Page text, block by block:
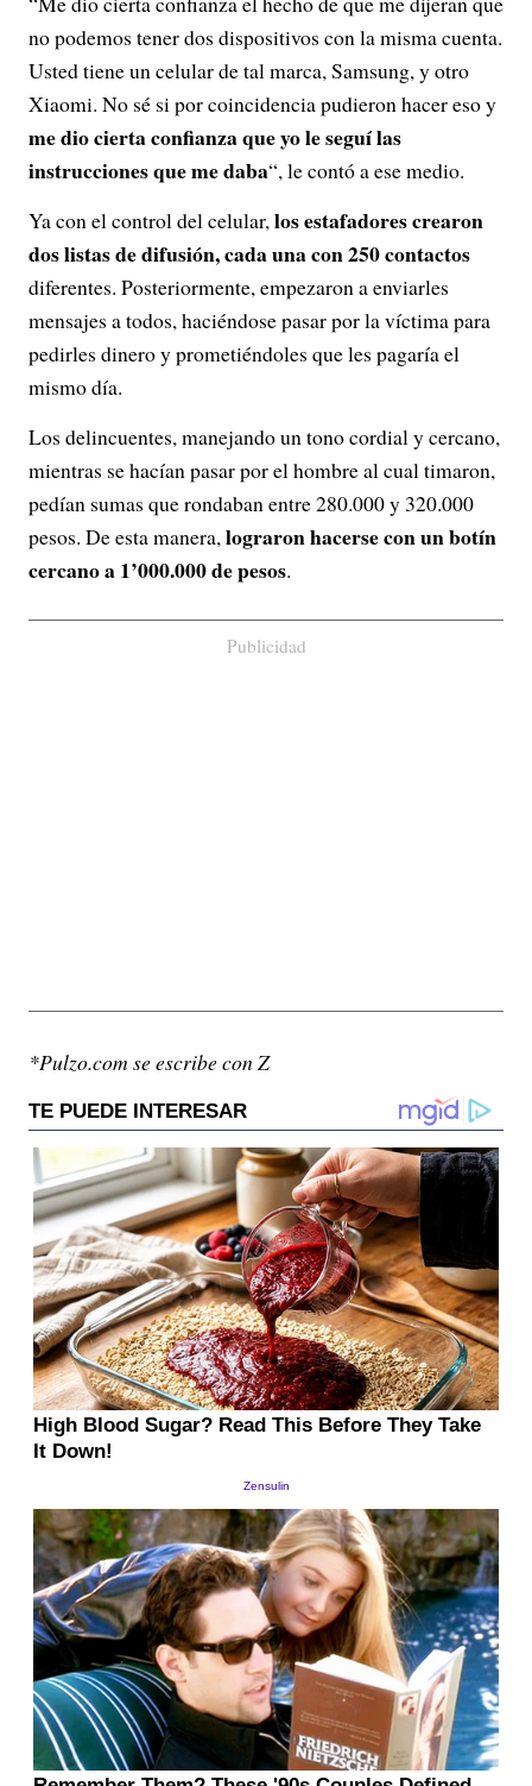
no podemos tener dos dispositivos con la misma cuenta.
Usted tiene un celular de tal marca, Samsung, y otro
Xiaomi. No sé si por coincidencia pudieron hacer eso y
me dio cierta confianza que yo le seguí las
instrucciones que me daba“, le contó a ese medio.
Ya con el control del celular,los estafadores crearon
dos listas de difusión, cada una con 250 contactos
diferentes. Posteriormente, empezaron a enviarles
mensajes a todos, haciéndose pasar por la víctima para
pedirles dinero y prometiéndoles que les pagaría el
mismo día.
Los delincuentes, manejando un tono cordial y cercano,
mientras se hacían pasar por el hombre al cual timaron,
pedían sumas que rondaban entre 280.000 y 320.000
pesos. De esta manera,lograron hacerse con un botín
cercano a 1’000.000 de pesos.
Publicidad
*Pulzo.com se escribe con Z